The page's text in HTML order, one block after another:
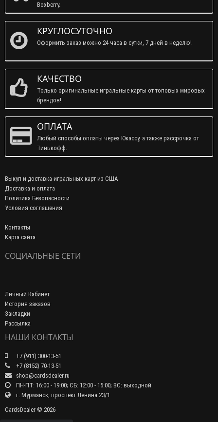
Boxberry.
КРУГЛОСУТОЧНО
Оформить заказ можно 24 часа в сутки, 7 дней в неделю!
КАЧЕСТВО
Только оригинальные игральные карты от топовых мировых
брендов!
ОПЛАТА
Любый способы оплаты через Юкассу, а также рассрочка от
Тинькофф.
Выкуп и доставка игральных карт из США
Доставка и оплата
Политика Безопасности
Условия соглашения
Контакты
Карта сайта
СОЦИАЛЬНЫЕ СЕТИ
Личный Кабинет
История заказов
Закладки
Рассылка
НАШИ КОНТАКТЫ
+7 (911) 300-13-51
+7 (8152) 70-13-51
shop@cardsdealer.ru
ПН-ПТ: 16:00 - 19:00; СБ: 12:00 - 15:00; ВС: выходной
г. Мурманск, проспект Ленина 23/1
CardsDealer © 2026